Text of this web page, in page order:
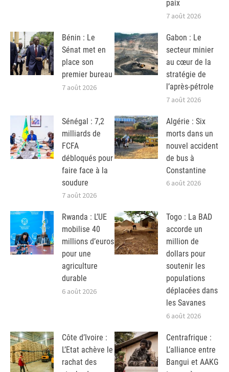
paix
7 août 2026
Bénin : Le
Sénat met en
place son
premier bureau
7 août 2026
Gabon : Le
secteur minier
au cœur de la
stratégie de
l’après-pétrole
7 août 2026
Sénégal : 7,2
milliards de
FCFA
débloqués pour
faire face à la
soudure
7 août 2026
Algérie : Six
morts dans un
nouvel accident
de bus à
Constantine
6 août 2026
Rwanda : L’UE
mobilise 40
millions d’euros
pour une
agriculture
durable
6 août 2026
Togo : La BAD
accorde un
million de
dollars pour
soutenir les
populations
déplacées dans
les Savanes
6 août 2026
Côte d’Ivoire :
L’Etat achève le
rachat des
Centrafrique :
L’alliance entre
Bangui et AAKG